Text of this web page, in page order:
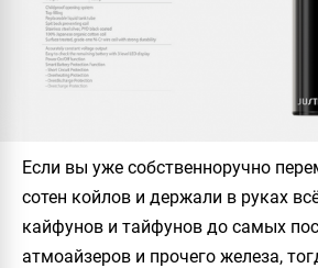
Если вы уже собственноручно
сотен койлов и держали в руках
кайфунов и тайфунов до самых
атмоайзеров и прочего железа,